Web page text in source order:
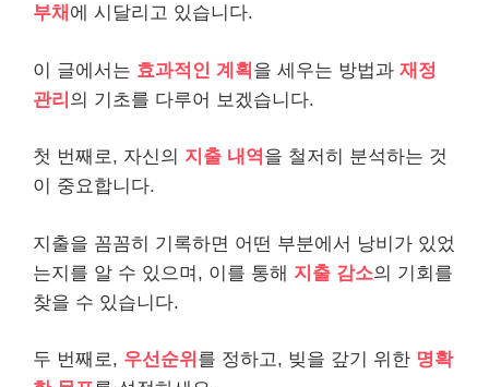
부채 에 시달리고 있습니다.
이 글에서는 효과적인 계획 을 세우는 방법과 재정
관리 의 기초를 다루어 보겠습니다.
첫 번째로, 자신의 지출 내역 을 철저히 분석하는 것
이 중요합니다.
지출을 꼼꼼히 기록하면 어떤 부분에서 낭비가 있었
는지를 알 수 있으며, 이를 통해 지출 감소의 기회를
찾을 수 있습니다.
두 번째로, 우선순위 를 정하고, 빚을 갚기 위한 명확